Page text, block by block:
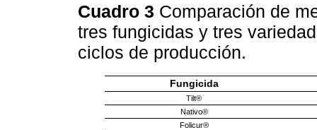
Cuadro 3 Comparación de
tres fungicidas y tres
ciclos de producción.
Fungicida
Tilt®
Nativo®
Folicur®